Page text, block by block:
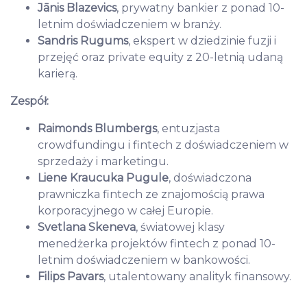
Jānis Blazevics, prywatny bankier z ponad 10-
letnim doświadczeniem w branży.
Sandris Rugums, ekspert w dziedzinie fuzji i
przejęć oraz private equity z 20-letnią udaną
karierą.
Zespół:
Raimonds Blumbergs, entuzjasta
crowdfundingu i fintech z doświadczeniem w
sprzedaży i marketingu.
Liene Kraucuka Pugule, doświadczona
prawniczka fintech ze znajomością prawa
korporacyjnego w całej Europie.
Svetlana Skeneva, światowej klasy
menedżerka projektów fintech z ponad 10-
letnim doświadczeniem w bankowości.
Filips Pavars, utalentowany analityk finansowy.